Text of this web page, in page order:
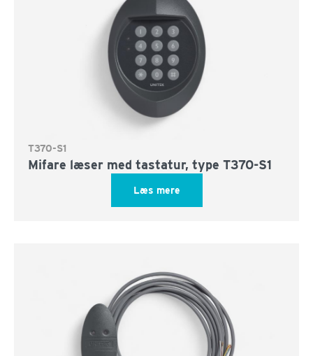
T370-S1
Mifare læser med tastatur, type T370-S1
Læs mere